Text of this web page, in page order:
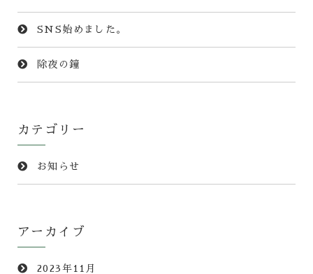
SNS始めました。
除夜の鐘
カテゴリー
お知らせ
アーカイブ
2023年11月